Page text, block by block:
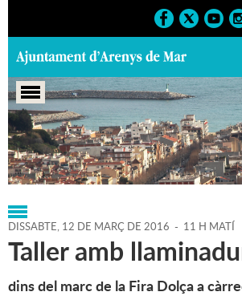
Portada > Regidories > Cultura > Agenda
DISSABTE, 12 DE MARÇ DE 2016 - 11 H MATÍ
Taller amb
dins del marc de la Fira Dolça a